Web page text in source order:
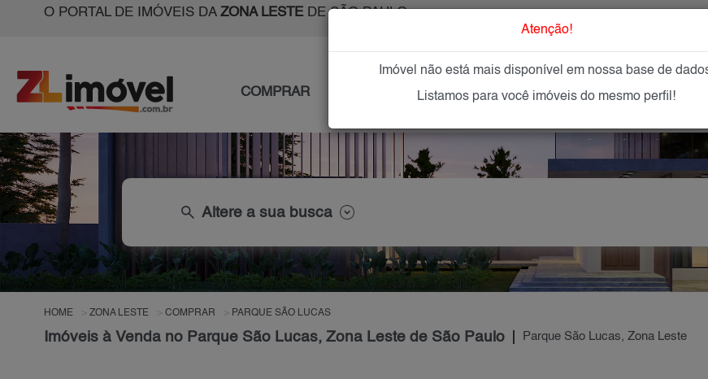
O PORTAL DE IMÓVEIS DA ZONA LESTEDE SÃO PAULO
COMPRAR IMÓVEIS NOVOS IMOBILIÁRIAS
search Altere a sua busca
HOME ZONA LESTE COMPRAR PARQUE SÃO LUCAS
Imóveis à Venda no Parque São Lucas, Zona Leste de São Paulo Parque São Lucas, Zona Leste
Atenção!
Imóvel não está mais disponível em nossa base de
Listamos para você imóveis do mesmo perfil!